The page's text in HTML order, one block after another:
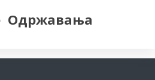
Одржавања